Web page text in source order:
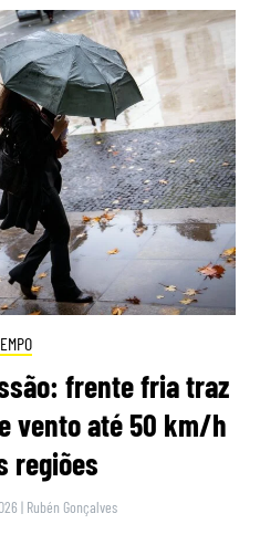
frente fria traz
vento até 50 km/h
regiões
| Rubén Gonçalves